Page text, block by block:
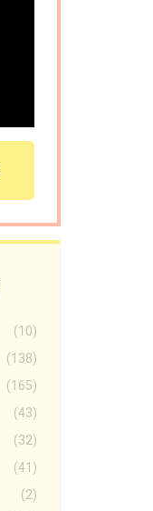
(10)
(138)
(165)
(43)
(32)
(41)
(2)